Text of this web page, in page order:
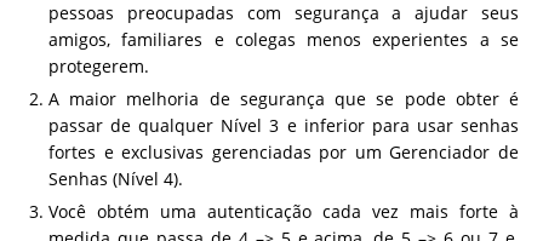
pessoas preocupadas com segurança a ajudar seus
amigos, familiares e colegas menos experientes a se
protegerem.
A maior melhoria de segurança que se pode obter é
passar de qualquer Nível 3 e inferior para usar senhas
fortes e exclusivas gerenciadas por um Gerenciador de
Senhas (Nível 4).
Você obtém uma autenticação cada vez mais forte à